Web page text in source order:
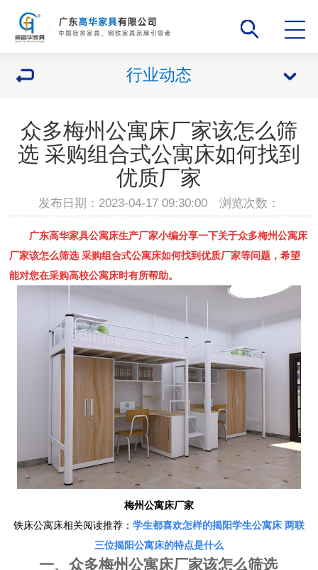
行业动态
众多梅州公寓床厂家该怎么筛
选 采购组合式公寓床如何找到
优质厂家
发布日期：2023-04-17 09:30:00 浏览次数：
广东高华家具公寓床生产厂家小编分享一下关于众多梅州公寓床
厂家该怎么筛选 采购组合式公寓床如何找到优质厂家等问题，希望
能对您在采购高校公寓床时有所帮助。
梅州公寓床厂家
铁床公寓床相关阅读推荐： 学生都喜欢怎样的揭阳学生公寓床 两联
三位揭阳公寓床的特点是什么
一、众多梅州公寓床厂家该怎么筛选